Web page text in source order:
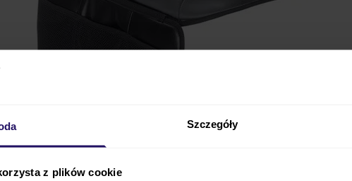
Szczegóły
z plików cookie
do fotelika samochodowego BRITAX ROMER przyda się,